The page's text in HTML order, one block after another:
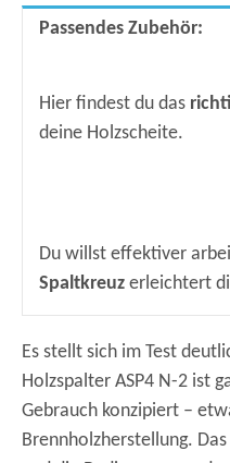
Hier findest du das
deine Holzscheite.
Du willst effektiver
Spaltkreuz erleichtert
Es stellt sich im Test
Holzspalter ASP4 N-2 ist
Gebrauch konzipiert –
Brennholzherstellung.